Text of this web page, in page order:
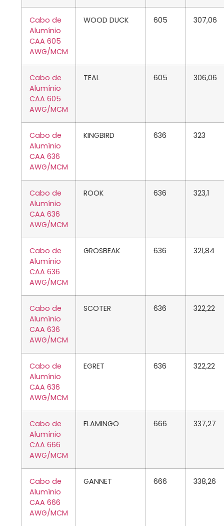
Cabo de
Alumínio
CAA 605
AWG/MCM
WOOD DUCK 605 307,06
Cabo de
Alumínio
CAA 605
AWG/MCM
TEAL 605 306,06
Cabo de
Alumínio
CAA 636
AWG/MCM
KINGBIRD 636 323
Cabo de
Alumínio
CAA 636
AWG/MCM
ROOK 636 323,1
Cabo de
Alumínio
CAA 636
AWG/MCM
GROSBEAK 636 321,84
Cabo de
Alumínio
CAA 636
AWG/MCM
SCOTER 636 322,22
Cabo de
Alumínio
CAA 636
AWG/MCM
EGRET 636 322,22
Cabo de
Alumínio
CAA 666
AWG/MCM
FLAMINGO 666 337,27
Cabo de
Alumínio
CAA 666
AWG/MCM
GANNET 666 338,26